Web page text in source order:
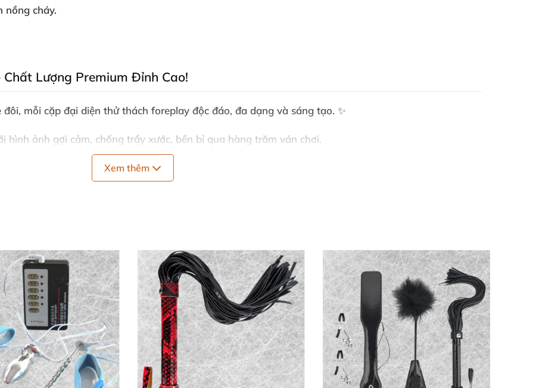
nồng cháy.
Lượng Premium Đỉnh Cao!
mỗi cặp đại diện thử thách foreplay độc đáo, đa dạng và sáng tạo. ✨
hình ảnh gợi cảm, chống trầy xước, bền bỉ qua hàng trăm ván chơi.
xếp gọn trong hộp sang trọng, tiện mang theo mọi nơi.
cặp khiêu dâmtrở thành lựa chọn hoàn hảo. Chất liệu premium mang lại cảm giác sang trọng, dễ
kích thích.
Để Làm Mới Tình Yêu
còn công cụ tuyệt vời khám phá dục vọng mới trong không gian an toàn, vui vẻ. Mỗi lần ghép cặp
nghiệm thân mật đỉnh cao. Hoàn hảo cho cặp đôi muốn hâm nóng mối quan hệ, từ giai đoạn nồng
Xem thêm